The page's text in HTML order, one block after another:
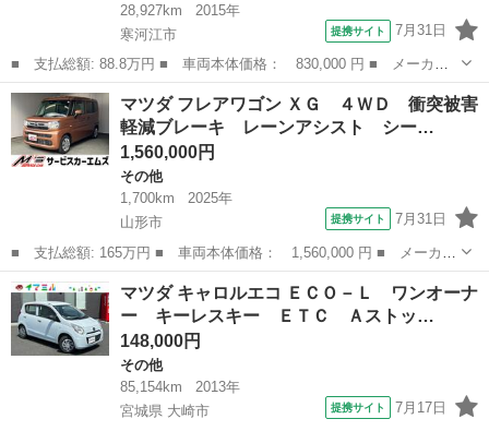
28,927km
2015年
寒河江市
提携サイト 7月31日
■ 支払総額: 88.8万円 ■ 車両本体価格： 830,000 円 ■ メーカー
名： マツダ ■ 車種名： スクラム ■ グレード名： ＰＣ ハイ
ルーフ ４ＷＤ ５ＡＧＳ 衝突軽減システム 横滑り防止 キーレ
ス パワーウ...
山形 寒河江市 その他
マツダ フレアワゴン ＸＧ ４ＷＤ 衝突被害
軽減ブレーキ レーンアシスト シー…
1,560,000円
その他
1,700km
2025年
山形市
提携サイト 7月31日
■ 支払総額: 165万円 ■ 車両本体価格： 1,560,000 円 ■ メーカー
名： マツダ ■ 車種名： フレアワゴン ■ グレード名： ＸＧ
４ＷＤ 衝突被害軽減ブレーキ レーンアシスト シートヒーター
両側スライ...
山形 山形市 その他
マツダ キャロルエコ ＥＣＯ－Ｌ ワンオーナ
ー キーレスキー ＥＴＣ Ａストッ…
148,000円
その他
85,154km
2013年
宮城県 大崎市
提携サイト 7月17日